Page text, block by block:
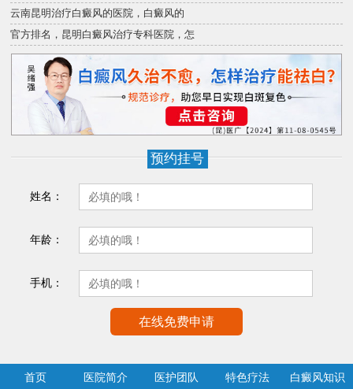
云南昆明治疗白癜风的医院，白癜风的
官方排名，昆明白癜风治疗专科医院，怎
预约挂号
姓名：
年龄：
手机：
首页 医院简介 医护团队 特色疗法 白癜风知识